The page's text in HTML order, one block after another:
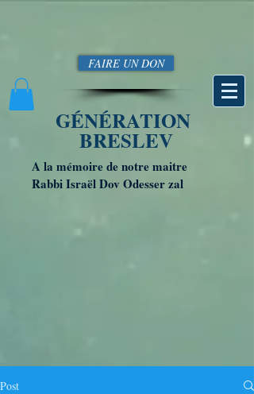
FAIRE UN DON
GÉNÉRATION
BRESLEV
A la mémoire de notre maitre
Rabbi Israël Dov Odesser zal
Post